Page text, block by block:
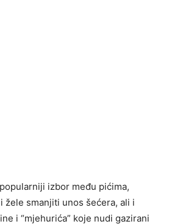
izbor među pićima,
žele smanjiti unos šećera, ali i
i “mjehurića” koje nudi gazirani